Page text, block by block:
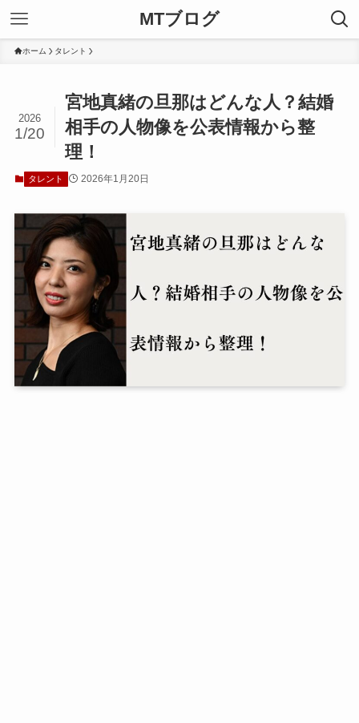
MTブログ
ホーム タレント
宮地真緒の旦那はどんな人？結婚
相手の人物像を公表情報から整
理！
2026
1/20
タレント 2026年1月20日